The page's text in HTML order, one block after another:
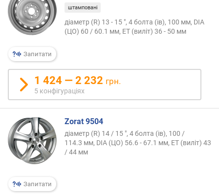
ю
в
і
д
ш
е
в
и
х
д
о
д
о
г
Запитати
штамповані
діаметр (R) 13 - 15 ", 4 болта (ів), 100 мм, DIA
(ЦО) 60 / 60.1 мм, ET (виліт) 36 - 50 мм
1 424 — 2 232 грн.
5 конфігураціях
Запитати
Zorat 9504
діаметр (R) 14 / 15 ", 4 болта (ів), 100 /
114.3 мм, DIA (ЦО) 56.6 - 67.1 мм, ET (виліт) 43
/ 44 мм